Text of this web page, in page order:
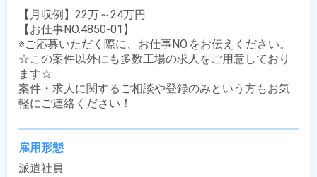
【月収例】22万～24万円
【お仕事NO.4850-01】
※ご応募いただく際に、お仕事NO.をお伝えください。
☆この案件以外にも多数工場の求人をご用意しており
ます☆
案件・求人に関するご相談や登録のみという方もお気
軽にご連絡ください！
雇用形態
派遣社員